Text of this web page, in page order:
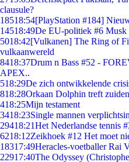
clausule?
18518:54[PlayStation #184]
14518:49De EU-politiek #6 Musk
5018:42[Vulkanen] The Ring of
vulkaanwereld
8418:37Drum n Bass #52 -
APEX..
518:29De zich ontwikkelende
818:28Orkaan Dolphin treft
418:25Mijn testament
3418:23Single mannen
29418:21Het Nederlandse tennis
6218:12Zeikhoek #12 Het moet
18317:49Heracles-voetballer Rai
22917:40The Odyssey